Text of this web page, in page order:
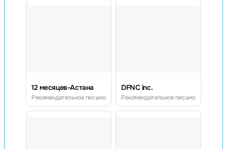
12 месяцев-Астана
Рекомендательное письмо
DFNC inc.
Рекомендательное письмо